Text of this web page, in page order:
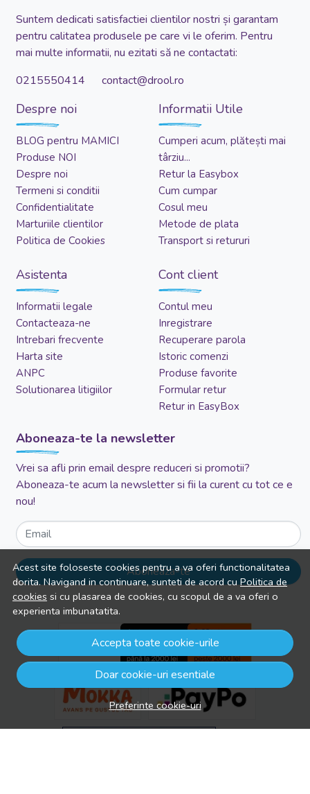
Acest site foloseste cookies pentru a va oferi functionalitatea
dorita. Navigand in continuare, sunteti de acord cuPolitica de
cookies si cu plasarea de cookies, cu scopul de a va oferi o
experienta imbunatatita.
Accepta toate cookie-urile
Doar cookie-uri esentiale
Preferinte cookie-uri
Suntem dedicati satisfactiei clientilor nostri și garantam
pentru calitatea produsele pe care vi le oferim. Pentru
mai multe informatii, nu ezitati să ne contactati:
0215550414 contact@drool.ro
Despre noi
BLOG pentru MAMICI
Produse NOI
Despre noi
Termeni si conditii
Confidentialitate
Marturiile clientilor
Politica de Cookies
Informatii Utile
Cumperi acum, plătești mai
târziu...
Retur la Easybox
Cum cumpar
Cosul meu
Metode de plata
Transport si retururi
Asistenta
Informatii legale
Contacteaza-ne
Intrebari frecvente
Harta site
ANPC
Solutionarea litigiilor
Cont client
Contul meu
Inregistrare
Recuperare parola
Istoric comenzi
Produse favorite
Formular retur
Retur in EasyBox
Aboneaza-te la newsletter
Vrei sa afli prin email despre reduceri si promotii?
Aboneaza-te acum la newsletter si fii la curent cu tot ce e
nou!
Email
Aboneaza-te